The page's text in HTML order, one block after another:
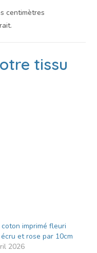
centimètres
tissu
imprimé fleuri
et rose par 10cm
2026